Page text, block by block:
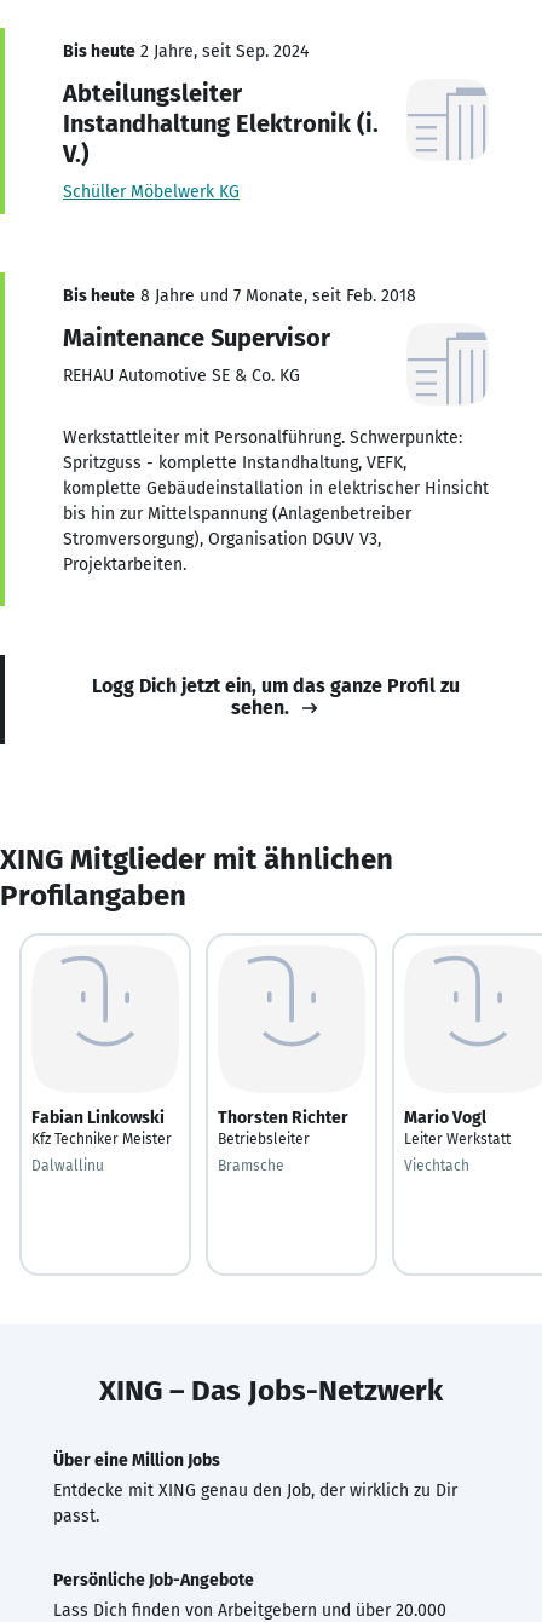
Bis heute 2 Jahre, seit Sep. 2024
Abteilungsleiter
Instandhaltung Elektronik (i.
V.)
Schüller Möbelwerk KG
Bis heute 8 Jahre und 7 Monate, seit Feb. 2018
Maintenance Supervisor
REHAU Automotive SE & Co. KG
Werkstattleiter mit Personalführung. Schwerpunkte:
Spritzguss - komplette Instandhaltung, VEFK,
komplette Gebäudeinstallation in elektrischer Hinsicht
bis hin zur Mittelspannung (Anlagenbetreiber
Stromversorgung), Organisation DGUV V3,
Projektarbeiten.
Logg Dich jetzt ein, um das ganze Profil zu
sehen.
XING Mitglieder mit ähnlichen
Profilangaben
Fabian Linkowski
Kfz Techniker Meister
Dalwallinu
Thorsten Richter
Betriebsleiter
Bramsche
Mario Vogl
Leiter Werkstatt
Viechtach
XING – Das Jobs-Netzwerk
Über eine Million Jobs
Entdecke mit XING genau den Job, der wirklich zu Dir
passt.
Persönliche Job-Angebote
Lass Dich finden von Arbeitgebern und über 20.000